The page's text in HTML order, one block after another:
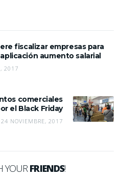
fiscalizar empresas para
aumento salarial
2017
comerciales
el Black Friday
24 NOVIEMBRE, 2017
YOURFRIENDS!